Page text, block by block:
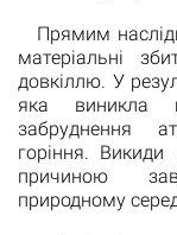
Прямим
матеріальні
довкіллю. У
яка виникла
забруднення
горіння.
причиною
природному